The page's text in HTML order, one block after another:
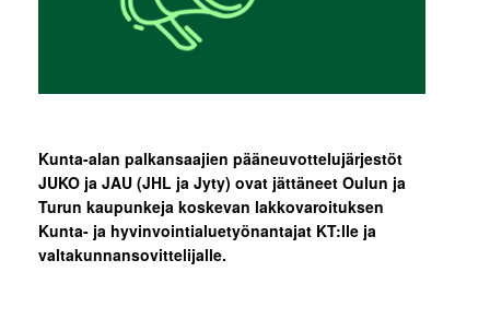
Kunta-alan palkansaajien pääneuvottelujärjestöt
JUKO ja JAU (JHL ja Jyty) ovat jättäneet Oulun ja
Turun kaupunkeja koskevan lakkovaroituksen
Kunta- ja hyvinvointialuetyönantajat KT:lle ja
valtakunnansovittelijalle.